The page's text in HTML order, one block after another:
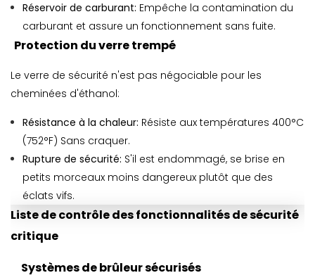
Réservoir de carburant: Empêche la contamination du
carburant et assure un fonctionnement sans fuite.
Protection du verre trempé
Le verre de sécurité n'est pas négociable pour les
cheminées d'éthanol:
Résistance à la chaleur: Résiste aux températures 400°C
(752°F) Sans craquer.
Rupture de sécurité: S'il est endommagé, se brise en
petits morceaux moins dangereux plutôt que des
éclats vifs.
Liste de contrôle des fonctionnalités de sécurité
critique
Systèmes de brûleur sécurisés